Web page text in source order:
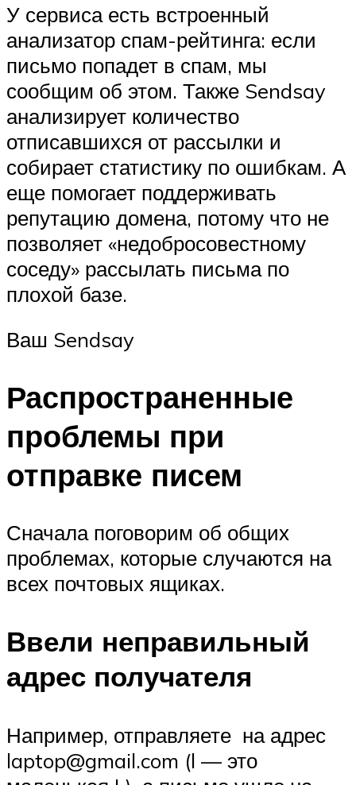
У сервиса есть встроенный
анализатор спам-рейтинга: если
письмо попадет в спам, мы
сообщим об этом. Также Sendsay
анализирует количество
отписавшихся от рассылки и
собирает статистику по ошибкам. А
еще помогает поддерживать
репутацию домена, потому что не
позволяет «недобросовестному
соседу» рассылать письма по
плохой базе.
Ваш Sendsay
Распространенные
проблемы при
отправке писем
Сначала поговорим об общих
проблемах, которые случаются на
всех почтовых ящиках.
Ввели неправильный
адрес получателя
Например, отправляете на адрес
laptop@gmail.com (l — это